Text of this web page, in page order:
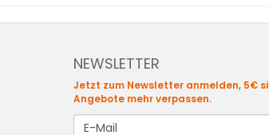
NEWSLETTER
Jetzt zum Newsletter anmelden, 5€
Angebote mehr verpassen.
Newsletter